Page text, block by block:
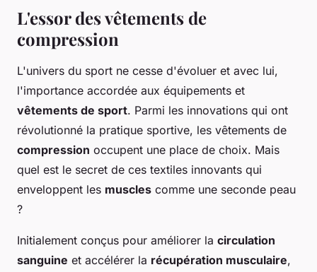
L'essor des vêtements de
compression
L'univers du sport ne cesse d'évoluer et avec lui,
l'importance accordée aux équipements et
vêtements de sport. Parmi les innovations qui ont
révolutionné la pratique sportive, les vêtements de
compression occupent une place de choix. Mais
quel est le secret de ces textiles innovants qui
enveloppent les muscles comme une seconde peau
?
Initialement conçus pour améliorer la circulation
sanguine et accélérer la récupération musculaire,